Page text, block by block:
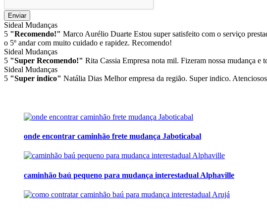
Enviar
Sideal Mudanças
5 "Recomendo!" Marco Aurélio Duarte Estou super satisfeito com o serviço
o 5º andar com muito cuidado e rapidez. Recomendo!
Sideal Mudanças
5 "Super Recomendo!" Rita Cassia Empresa nota mil. Fizeram nossa mudança e
Sideal Mudanças
5 "Super indico" Natália Dias Melhor empresa da região. Super indico.
onde encontrar caminhão frete mudança Jaboticabal
caminhão baú pequeno para mudança interestadual Alphaville